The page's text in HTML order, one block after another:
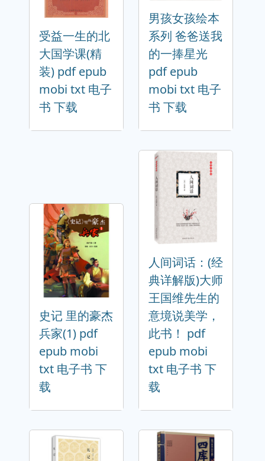
受益一生的北
大国学课(精
装) pdf epub
mobi txt 电子
书 下载
男孩女孩绘本
系列 爸爸送我
的一捧星光
pdf epub
mobi txt 电子
书 下载
史记 里的豪杰
兵家(1) pdf
epub mobi
txt 电子书 下
载
人间词话：(经
典详解版)大师
王国维先生的
意境说美学，
此书！ pdf
epub mobi
txt 电子书 下
载